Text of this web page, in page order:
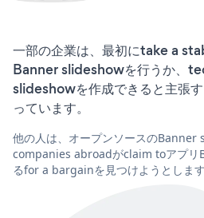
一部の企業は、最初にtake a
Banner slideshowを行うか、
slideshowを作成できると主張
っています。
他の人は、オープンソースのBanner
companies abroadがclaim toアプリ
るfor a bargainを見つけようとします